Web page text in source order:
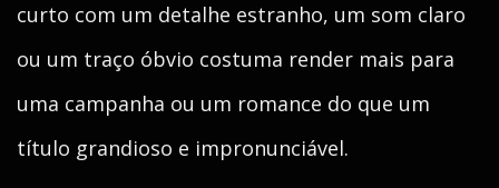
curto com um detalhe estranho, um som claro
ou um traço óbvio costuma render mais para
uma campanha ou um romance do que um
título grandioso e impronunciável.